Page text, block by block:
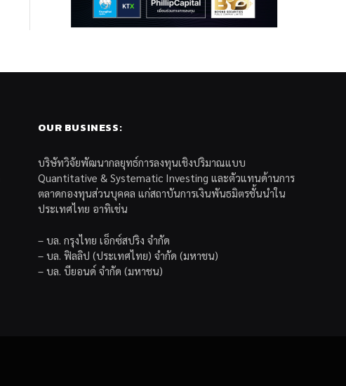
OUR BUSINESS:
บริษัทวิจัยพัฒนากลยุทธ์การลงทุนเชิงปริมาณแบบ
Quantitative & Systematic Investing และตัวแทนด้านการ
ตลาดกองทุนส่วนบุคคล แก่สถาบันการเงินพันธมิตรชั้นนำใน
ประเทศไทย อาทิเช่น
– บล. กรุงไทย เอ็กซ์สปริง จำกัด
– บล. ฟิลลิป (ประเทศไทย) จำกัด (มหาชน)
– บล. บียอนด์ จำกัด (มหาชน)